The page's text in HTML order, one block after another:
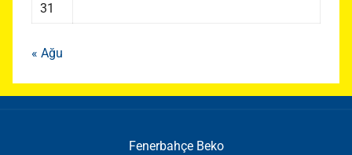
31
« Ağu
Fenerbahçe Beko